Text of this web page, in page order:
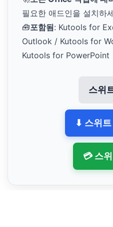
필요한 애드인을 설치하세
🧰포함됨: Kutools for
Outlook / Kutools for
Kutools for PowerPoint
스위
⬇ 스위
💳 스